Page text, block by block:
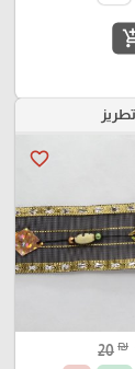
favorite_border
20 ₪